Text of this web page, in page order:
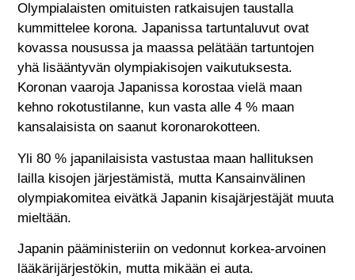
Olympialaisten omituisten ratkaisujen taustalla
kummittelee korona. Japanissa tartuntaluvut ovat
kovassa nousussa ja maassa pelätään tartuntojen
yhä lisääntyvän olympiakisojen vaikutuksesta.
Koronan vaaroja Japanissa korostaa vielä maan
kehno rokotustilanne, kun vasta alle 4 % maan
kansalaisista on saanut koronarokotteen.
Yli 80 % japanilaisista vastustaa maan hallituksen
lailla kisojen järjestämistä, mutta Kansainvälinen
olympiakomitea eivätkä Japanin kisajärjestäjät muuta
mieltään.
Japanin pääministeriin on vedonnut korkea-arvoinen
lääkärijärjestökin, mutta mikään ei auta.